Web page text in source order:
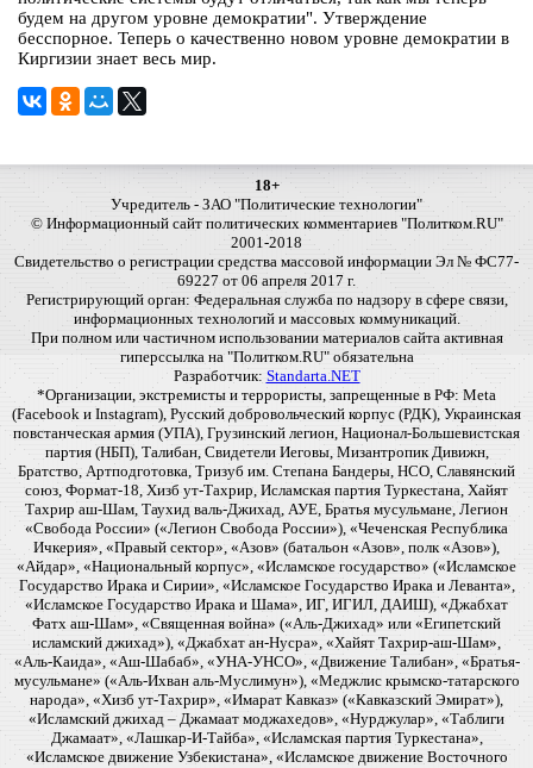
будем на другом уровне демократии". Утверждение
бесспорное. Теперь о качественно новом уровне демократии в
Киргизии знает весь мир.
18+
Учредитель - ЗАО "Политические технологии"
© Информационный сайт политических комментариев "Политком.RU"
2001-2018
Свидетельство о регистрации средства массовой информации Эл № ФС77-
69227 от 06 апреля 2017 г.
Регистрирующий орган: Федеральная служба по надзору в сфере связи,
информационных технологий и массовых коммуникаций.
При полном или частичном использовании материалов сайта активная
гиперссылка на "Политком.RU" обязательна
Разработчик: Standarta.NET
*Организации, экстремисты и террористы, запрещенные в РФ: Meta
(Facebook и Instagram), Русский добровольческий корпус (РДК), Украинская
повстанческая армия (УПА), Грузинский легион, Национал-Большевистская
партия (НБП), Талибан, Свидетели Иеговы, Мизантропик Дивижн,
Братство, Артподготовка, Тризуб им. Степана Бандеры, НСО, Славянский
союз, Формат-18, Хизб ут-Тахрир, Исламская партия Туркестана, Хайят
Тахрир аш-Шам, Таухид валь-Джихад, АУЕ, Братья мусульмане, Легион
«Свобода России» («Легион Свобода России»), «Чеченская Республика
Ичкерия», «Правый сектор», «Азов» (батальон «Азов», полк «Азов»),
«Айдар», «Национальный корпус», «Исламское государство» («Исламское
Государство Ирака и Сирии», «Исламское Государство Ирака и Леванта»,
«Исламское Государство Ирака и Шама», ИГ, ИГИЛ, ДАИШ), «Джабхат
Фатх аш-Шам», «Священная война» («Аль-Джихад» или «Египетский
исламский джихад»), «Джабхат ан-Нусра», «Хайят Тахрир-аш-Шам»,
«Аль-Каида», «Аш-Шабаб», «УНА-УНСО», «Движение Талибан», «Братья-
мусульмане» («Аль-Ихван аль-Муслимун»), «Меджлис крымско-татарского
народа», «Хизб ут-Тахрир», «Имарат Кавказ» («Кавказский Эмират»),
«Исламский джихад – Джамаат моджахедов», «Нурджулар», «Таблиги
Джамаат», «Лашкар-И-Тайба», «Исламская партия Туркестана»,
«Исламское движение Узбекистана», «Исламское движение Восточного